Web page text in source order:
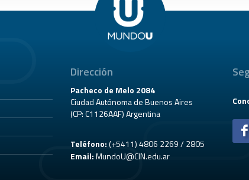
Dirección
Pacheco de Melo 2084
Ciudad Autónoma de Buenos Aires
(CP: C1126AAF) Argentina
Teléfono:(+5411) 4806 2269 / 2805
Email:MundoU@CIN.edu.ar